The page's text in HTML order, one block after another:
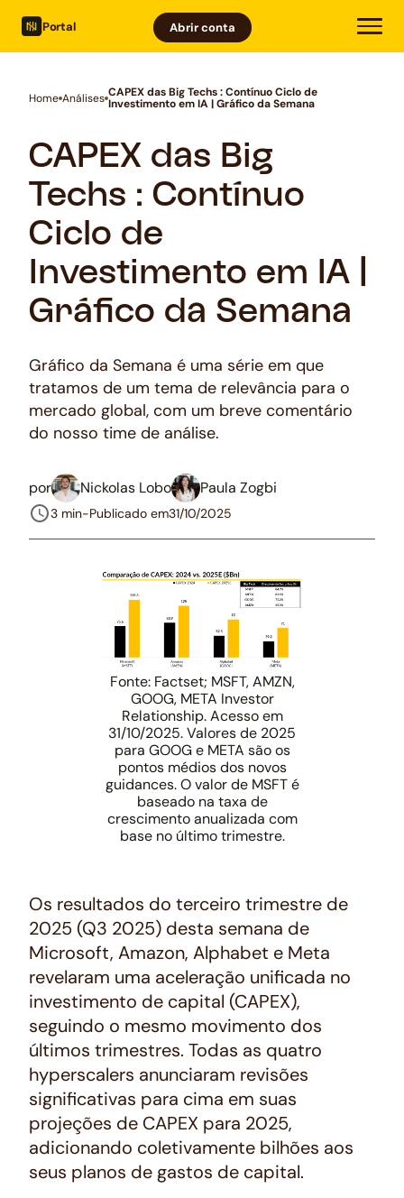
Portal Abrir conta
Home Análises CAPEX das Big Techs : Contínuo Ciclo de
Investimento em IA | Gráfico da Semana
CAPEX das Big
Techs : Contínuo
Ciclo de
Investimento em IA |
Gráfico da Semana
Gráfico da Semana é uma série em que
tratamos de um tema de relevância para o
mercado global, com um breve comentário
do nosso time de análise.
por Nickolas Lobo Paula Zogbi
3 min-Publicado em31/10/2025
Fonte: Factset; MSFT, AMZN,
GOOG, META Investor
Relationship. Acesso em
31/10/2025. Valores de 2025
para GOOG e META são os
pontos médios dos novos
guidances. O valor de MSFT é
baseado na taxa de
crescimento anualizada com
base no último trimestre.
Os resultados do terceiro trimestre de
2025 (Q3 2025) desta semana de
Microsoft, Amazon, Alphabet e Meta
revelaram uma aceleração unificada no
investimento de capital (CAPEX),
seguindo o mesmo movimento dos
últimos trimestres. Todas as quatro
hyperscalers anunciaram revisões
significativas para cima em suas
projeções de CAPEX para 2025,
adicionando coletivamente bilhões aos
seus planos de gastos de capital.